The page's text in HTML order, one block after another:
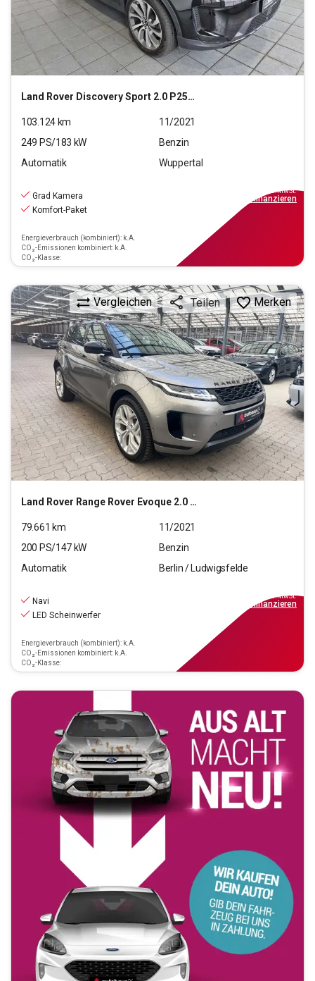
Land Rover Discovery Sport 2.0 P250 SE AWD Start/Stopp (EURO
103.124km
11/2021
249 PS/183 kW
Benzin
Automatik
Wuppertal
Grad Kamera
Komfort-Paket
Energieverbrauch (kombiniert): k.A.
CO₂-Emissionen kombiniert: k.A.
CO₂-Klasse:
inkl.MwSt.
finanzieren
Land Rover Range Rover Evoque 2.0 P200 Mild-Hybrid Evoque S
Vergleichen Teilen Merken
79.661 km
11/2021
200 PS/147 kW
Benzin
Automatik
Berlin / Ludwigsfelde
Navi
LED Scheinwerfer
Energieverbrauch (kombiniert): k.A.
CO₂-Emissionen kombiniert: k.A.
CO₂-Klasse:
inkl.MwSt.
finanzieren